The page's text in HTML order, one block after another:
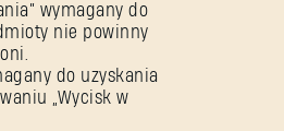
wymagany do
nie powinny
do uzyskania
„Wycisk w